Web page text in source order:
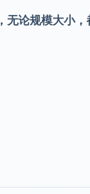
无论规模大小，